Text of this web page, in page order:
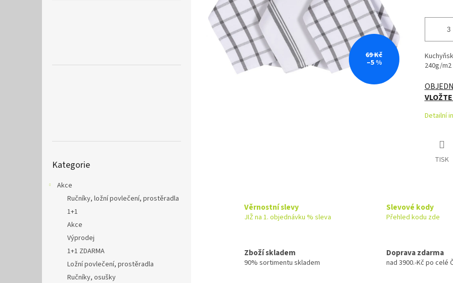
kategorie
Kategorie
Akce
Ručníky, ložní povlečení, prostěradla
1+1
Akce
Výprodej
1+1 ZDARMA
Ložní povlečení, prostěradla
Ručníky, osušky
69 Kč
–5 %
240g/
Detailní
TISK
Věrnostní slevy
JIŽ na 1. objednávku % sleva
Slevové kody
Přehled kodu zde
Zboží skladem
90% sortimentu skladem
Doprava zdarma
nad 3900.-Kč po celé